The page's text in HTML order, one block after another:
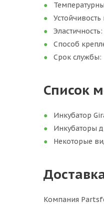
Способ
Срок службы:
Список
Инкубатор
Инкубаторы
Некоторые
Компания